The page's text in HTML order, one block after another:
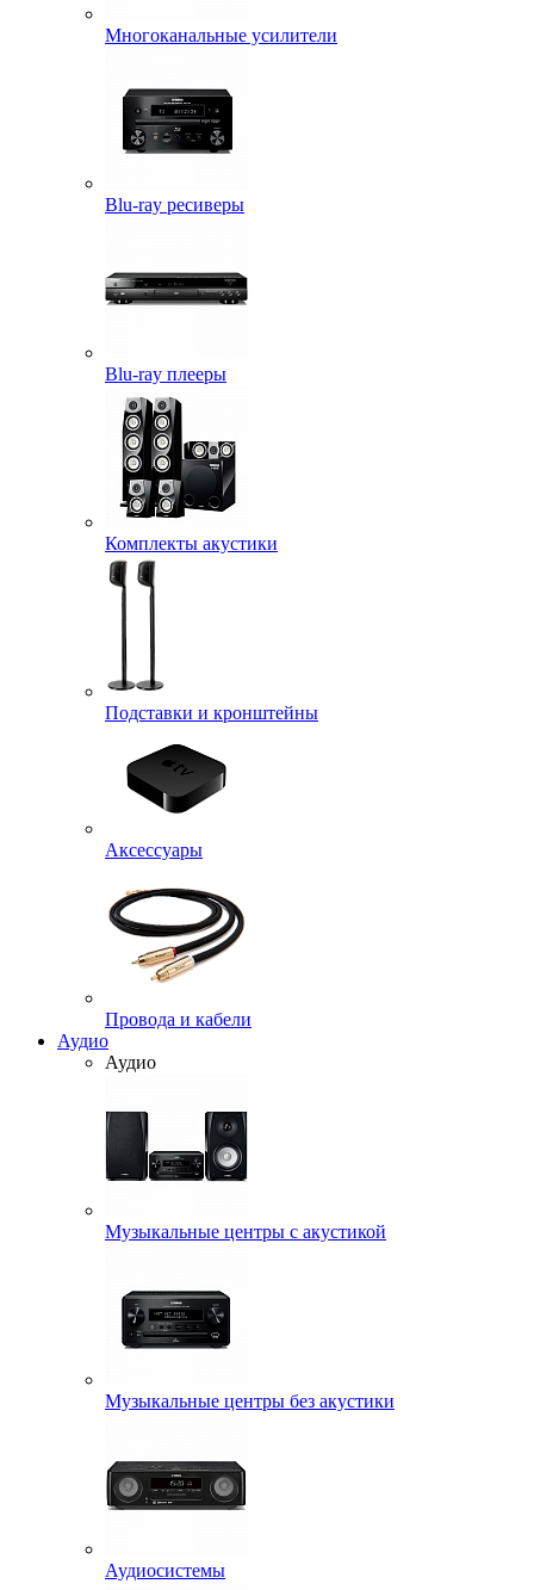
Многоканальные усилители
Blu-ray ресиверы
Blu-ray плееры
Комплекты акустики
Подставки и кронштейны
Аксессуары
Провода и кабели
Аудио
Аудио
Музыкальные центры с акустикой
Музыкальные центры без акустики
Аудиосистемы